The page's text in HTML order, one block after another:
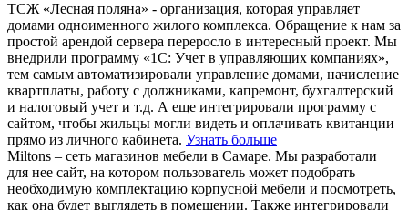
ТСЖ «Лесная поляна» - организация, которая управляет
домами одноименного жилого комплекса. Обращение к нам за
простой арендой сервера переросло в интересный проект. Мы
внедрили программу «1С: Учет в управляющих компаниях»,
тем самым автоматизировали управление домами, начисление
квартплаты, работу с должниками, капремонт, бухгалтерский
и налоговый учет и т.д. А еще интегрировали программу с
сайтом, чтобы жильцы могли видеть и оплачивать квитанции
прямо из личного кабинета. Узнать больше
Miltons – сеть магазинов мебели в Самаре. Мы разработали
для нее сайт, на котором пользователь может подобрать
необходимую комплектацию корпусной мебели и посмотреть,
как она будет выглядеть в помещении. Также интегрировали